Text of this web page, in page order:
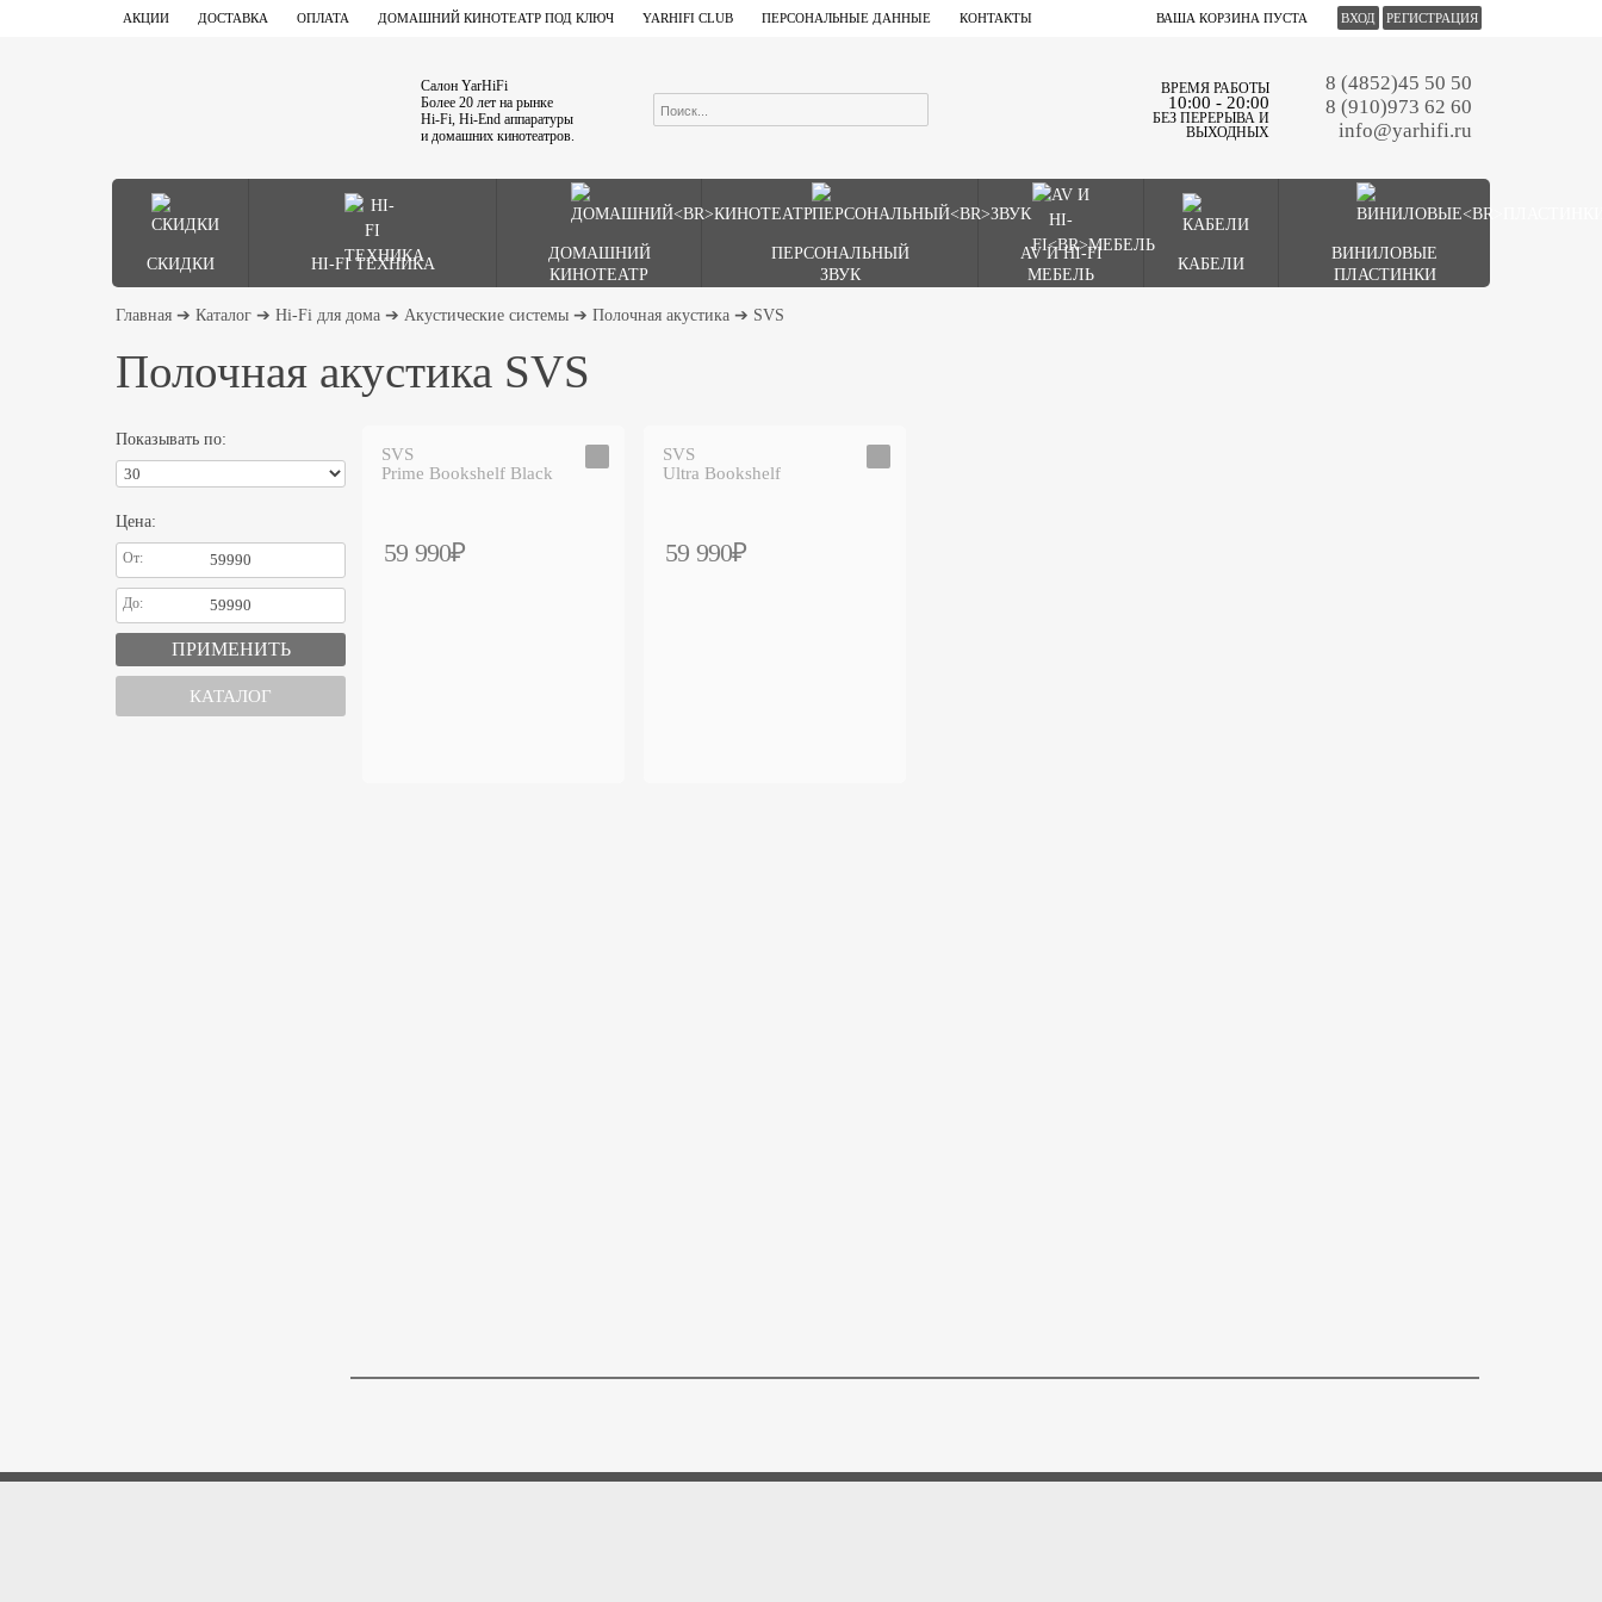
АКЦИИ ДОСТАВКА ОПЛАТА ДОМАШНИЙ КИНОТЕАТР ПОД КЛЮЧ YARHIFI CLUB ПЕРСОНАЛЬНЫЕ ДАННЫЕ КОНТАКТЫ ВХОД РЕГИСТРАЦИЯ
ВАША КОРЗИНА ПУСТА
Салон YarHiFi
Более 20 лет на рынке
Hi-Fi, Hi-End аппаратуры
и домашних кинотеатров.
ВРЕМЯ РАБОТЫ
10:00 - 20:00
БЕЗ ПЕРЕРЫВА И
ВЫХОДНЫХ
8 (4852)45 50 50
8 (910)973 62 60
info@yarhifi.ru
СКИДКИ HI-FI ТЕХНИКА
ДОМАШНИЙ
КИНОТЕАТР
ПЕРСОНАЛЬНЫЙ
ЗВУК
AV И HI-FI
МЕБЕЛЬ
КАБЕЛИ
ВИНИЛОВЫЕ
ПЛАСТИНКИ
Главная ➔ Каталог ➔ Hi-Fi для дома ➔ Акустические системы ➔ Полочная акустика ➔ SVS
Полочная акустика SVS
Показывать по:
Цена:
От:
До:
КАТАЛОГ
SVS
Prime Bookshelf Black
59 990₽
SVS
Ultra Bookshelf
59 990₽